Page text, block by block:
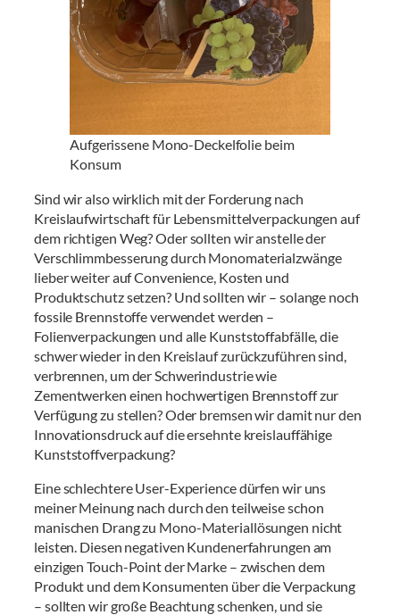
Aufgerissene Mono-Deckelfolie beim
Konsum
Sind wir also wirklich mit der Forderung nach
Kreislaufwirtschaft für Lebensmittelverpackungen auf
dem richtigen Weg? Oder sollten wir anstelle der
Verschlimmbesserung durch Monomaterialzwänge
lieber weiter auf Convenience, Kosten und
Produktschutz setzen? Und sollten wir – solange noch
fossile Brennstoffe verwendet werden –
Folienverpackungen und alle Kunststoffabfälle, die
schwer wieder in den Kreislauf zurückzuführen sind,
verbrennen, um der Schwerindustrie wie
Zementwerken einen hochwertigen Brennstoff zur
Verfügung zu stellen? Oder bremsen wir damit nur den
Innovationsdruck auf die ersehnte kreislauffähige
Kunststoffverpackung?
Eine schlechtere User-Experience dürfen wir uns
meiner Meinung nach durch den teilweise schon
manischen Drang zu Mono-Materiallösungen nicht
leisten. Diesen negativen Kundenerfahrungen am
einzigen Touch-Point der Marke – zwischen dem
Produkt und dem Konsumenten über die Verpackung
– sollten wir große Beachtung schenken, und sie